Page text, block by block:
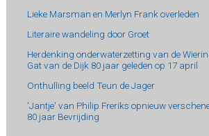
Lieke Marsman en Merlyn Frank overleden
Literaire wandeling door Groet
Herdenking onderwaterzetting van de
Gat van de Dijk 80 jaar geleden op 17 april
Onthulling beeld Teun de Jager
'Jantje' van Philip Freriks opnieuw
80 jaar Bevrijding